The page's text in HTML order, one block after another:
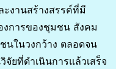
ะงานสร้างสรรค์ที่มี
การของชุมชน สังคม
นในวงกว้าง ตลอดจน
จัยที่ดำเนินการแล้วเสร็จ